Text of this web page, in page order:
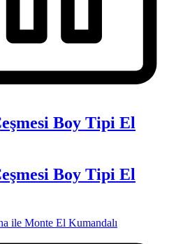
Boy Tipi El
Boy Tipi El